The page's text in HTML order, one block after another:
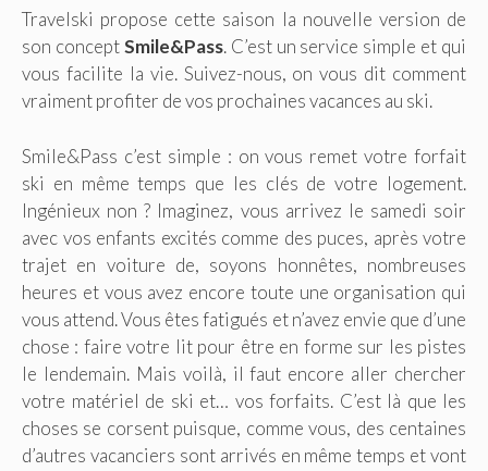
Travelski propose cette saison la nouvelle version de
son conceptSmile&Pass. C’est un service simple et qui
vous facilite la vie. Suivez-nous, on vous dit comment
vraiment profiter de vos prochaines vacances au ski.
Smile&Pass c’est simple : on vous remet votre forfait
ski en même temps que les clés de votre logement.
Ingénieux non ? Imaginez, vous arrivez le samedi soir
avec vos enfants excités comme des puces, après votre
trajet en voiture de, soyons honnêtes, nombreuses
heures et vous avez encore toute une organisation qui
vous attend. Vous êtes fatigués et n’avez envie que d’une
chose : faire votre lit pour être en forme sur les pistes
le lendemain. Mais voilà, il faut encore aller chercher
votre matériel de ski et… vos forfaits. C’est là que les
choses se corsent puisque, comme vous, des centaines
d’autres vacanciers sont arrivés en même temps et vont